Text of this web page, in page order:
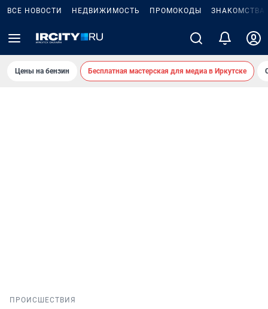
ВСЕ НОВОСТИ НЕДВИЖИМОСТЬ ПРОМОКОДЫ ЗНАКОМСТВА
Цены на бензин Бесплатная мастерская для медиа в Иркутске
ПРОИСШЕСТВИЯ